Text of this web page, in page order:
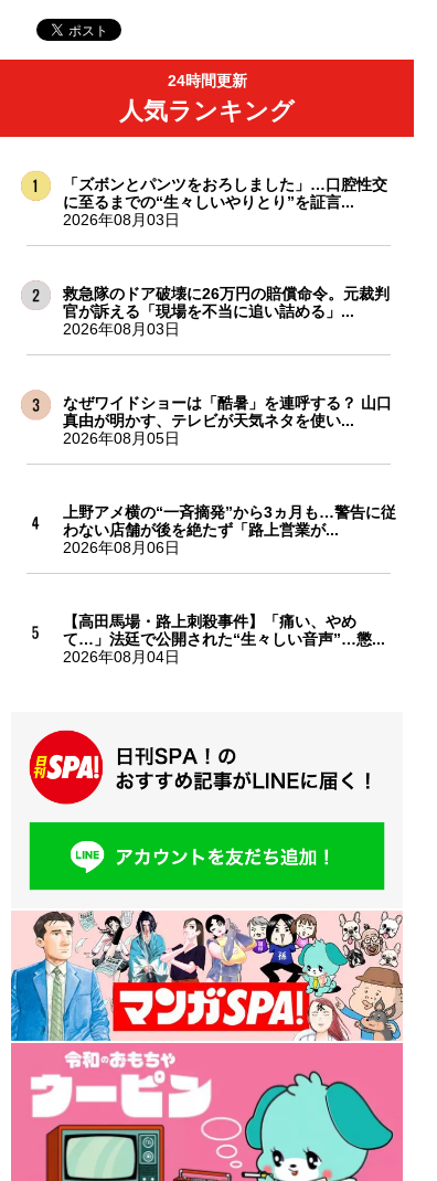
24時間更新
人気ランキング
「ズボンとパンツをおろしました」…口腔性交
に至るまでの“生々しいやりとり”を証言...
2026年08月03日
救急隊のドア破壊に26万円の賠償命令。元裁判
官が訴える「現場を不当に追い詰める」...
2026年08月03日
なぜワイドショーは「酷暑」を連呼する？ 山口
真由が明かす、テレビが天気ネタを使い...
2026年08月05日
上野アメ横の“一斉摘発”から3ヵ月も…警告に従
わない店舗が後を絶たず「路上営業が...
2026年08月06日
【高田馬場・路上刺殺事件】「痛い、やめ
て…」法廷で公開された“生々しい音声”…懲...
2026年08月04日